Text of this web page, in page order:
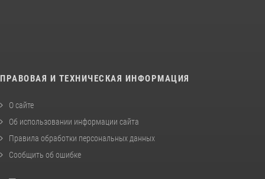
ПРАВОВАЯ И ТЕХНИЧЕСКАЯ ИНФОРМАЦИЯ
О сайте
Об использовании информации сайта
Правила обработки персональных данных
Сообщить об ошибке